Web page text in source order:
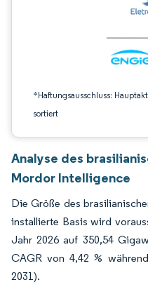
*Haftungsausschluss:
sortiert
Analyse des
Mordor Intelligence
Die Größe des
installierte Basis wird
Jahr 2026 auf 350,54
CAGR von 4,42 %
2031).